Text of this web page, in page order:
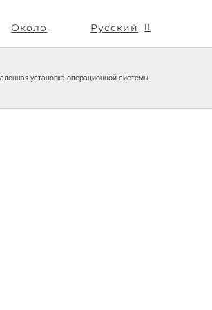
Около Русский
установка операционной системы